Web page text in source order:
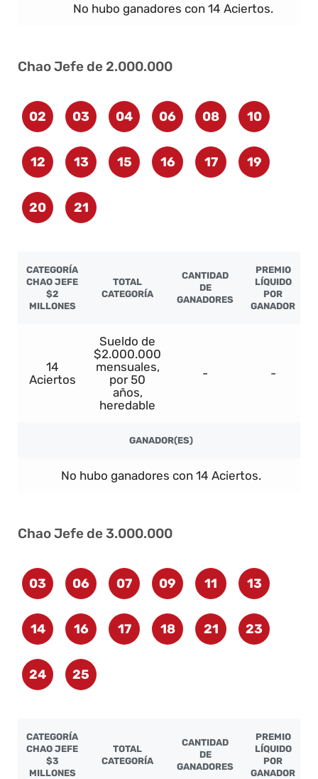
No hubo ganadores con 14 Aciertos.
Chao Jefe de 2.000.000
02 03 04 06 08 10
12 13 15 16 17 19
20 21
CATEGORÍA
CHAO JEFE
$2
MILLONES
TOTAL
CATEGORÍA
CANTIDAD
DE
GANADORES
PREMIO
LÍQUIDO
POR
GANADOR
14
Aciertos
Sueldo de
$2.000.000
mensuales,
por 50
años,
heredable
- -
GANADOR(ES)
No hubo ganadores con 14 Aciertos.
Chao Jefe de 3.000.000
03 06 07 09 11 13
14 16 17 18 21 23
24 25
CATEGORÍA
CHAO JEFE
$3
MILLONES
TOTAL
CATEGORÍA
CANTIDAD
DE
GANADORES
PREMIO
LÍQUIDO
POR
GANADOR